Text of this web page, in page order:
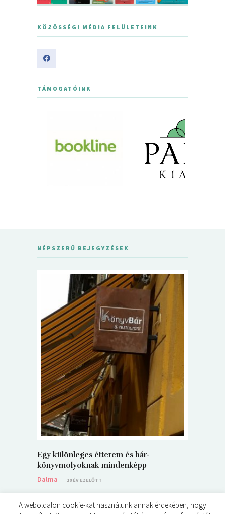
KÖZÖSSÉGI MÉDIA FELÜLETEINK
TÁMOGATÓINK
NÉPSZERŰ BEJEGYZÉSEK
Egy különleges étterem és bár-
könyvmolyoknak mindenképp
Dalma
10 ÉV EZELŐTT
A weboldalon cookie-kat használunk annak érdekében, hogy